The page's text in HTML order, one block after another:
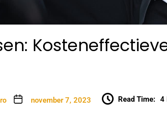
november 7, 2023 Read Time: 4